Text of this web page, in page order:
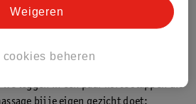
een professional te gaan? Je kan,
leggen in een paar korte stappen uit
bij je eigen gezicht doet:
cookies beheren
Weigeren